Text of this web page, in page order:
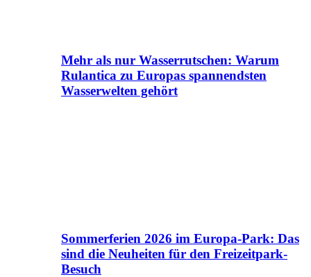
Mehr als nur Wasserrutschen: Warum
Rulantica zu Europas spannendsten
Wasserwelten gehört
Sommerferien 2026 im Europa-Park: Das
sind die Neuheiten für den Freizeitpark-
Besuch